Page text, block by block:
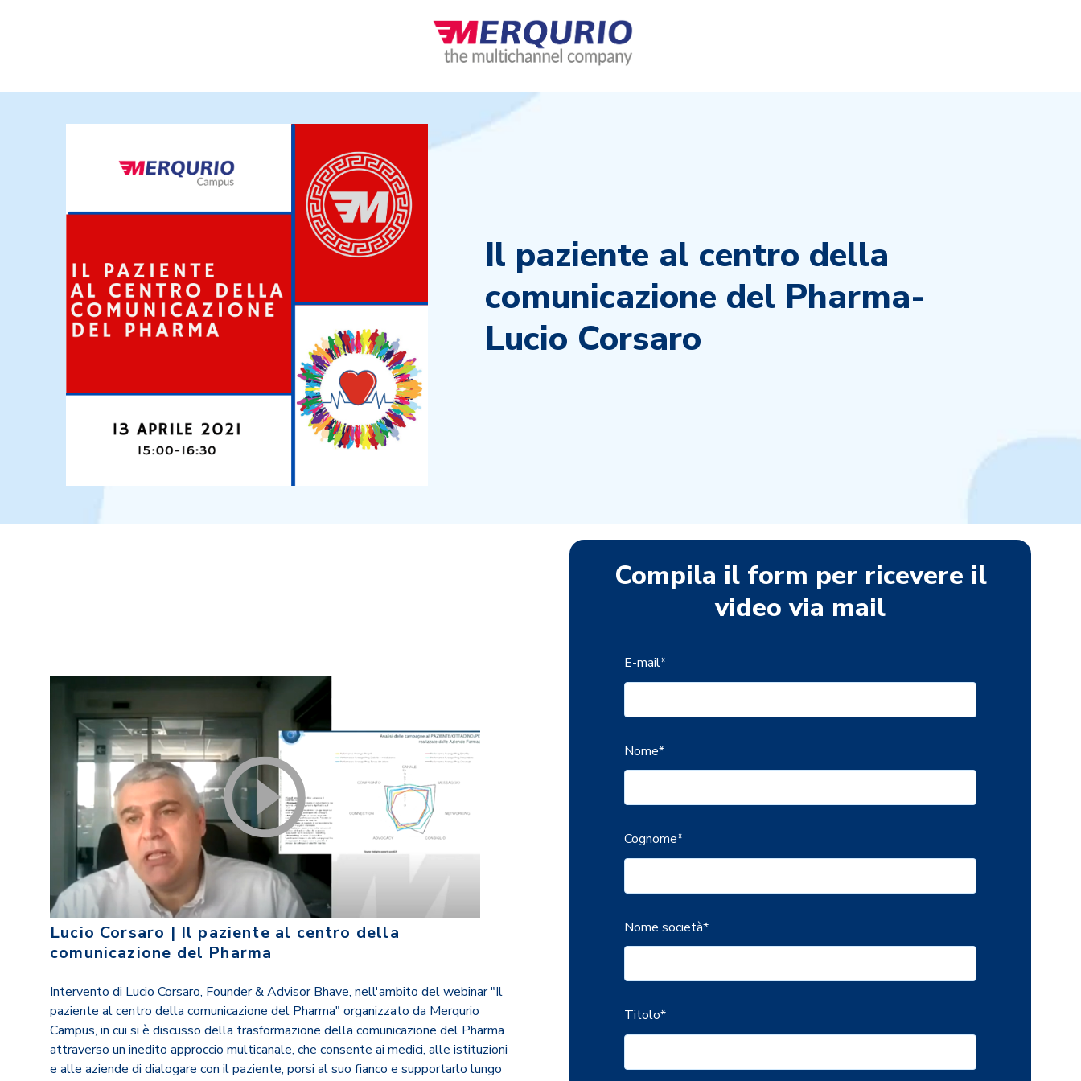
Il paziente al centro della
comunicazione del Pharma-
Lucio Corsaro
Lucio Corsaro | Il paziente al centro della
comunicazione del Pharma
Intervento di Lucio Corsaro, Founder & Advisor Bhave, nell'ambito del webinar "Il
paziente al centro della comunicazione del Pharma" organizzato da Merqurio
Campus, in cui si è discusso della trasformazione della comunicazione del Pharma
attraverso un inedito approccio multicanale, che consente ai medici, alle istituzioni
e alle aziende di dialogare con il paziente, porsi al suo fianco e supportarlo lungo
Compila il form per ricevere il
video via mail
E-mail*
Nome*
Cognome*
Nome società*
Titolo*